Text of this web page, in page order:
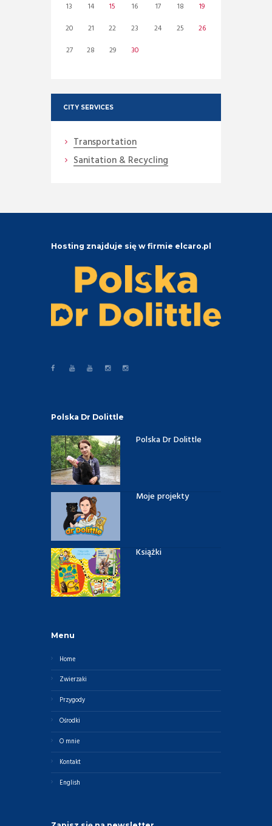
13
14 15 16 17 18
19
20
21 22 23 24 25
26
27
28 29 30
CITY SERVICES
Transportation
Sanitation & Recycling
Hosting znajduje się w firmie elcaro.pl
Polska Dr Dolittle
Polska Dr Dolittle
Moje projekty
Książki
Menu
Home
Zwierzaki
Przygody
Ośrodki
O mnie
Kontakt
English